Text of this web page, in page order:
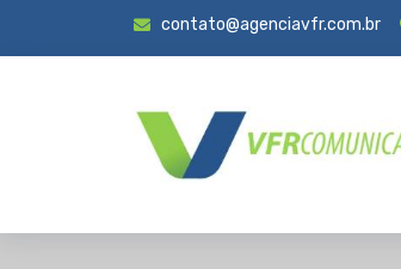
contato@agenciavfr.com.br